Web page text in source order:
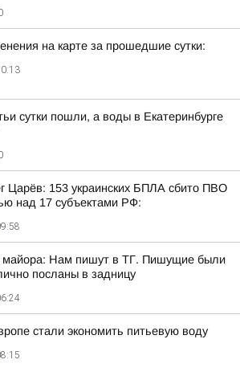
на карте за прошедшие сутки:
сутки пошли, а воды в Екатеринбурге
Царёв: 153 украинских БПЛА сбито ПВО
над 17 субъектами РФ:
майора: Нам пишут в ТГ. Пишущие были
посланы в задницу
стали экономить питьевую воду